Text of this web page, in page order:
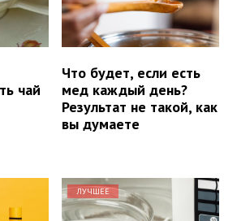
чай
Что будет, если есть
мед каждый день?
Результат не такой, как
вы думаете
ЛУЧШЕЕ